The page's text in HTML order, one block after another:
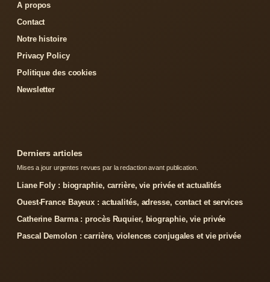
A propos
Contact
Notre histoire
Privacy Policy
Politique des cookies
Newsletter
Derniers articles
Mises a jour urgentes revues par la redaction avant publication.
Liane Foly : biographie, carrière, vie privée et actualités
Ouest-France Bayeux : actualités, adresse, contact et services
Catherine Barma : procès Ruquier, biographie, vie privée
Pascal Demolon : carrière, violences conjugales et vie privée